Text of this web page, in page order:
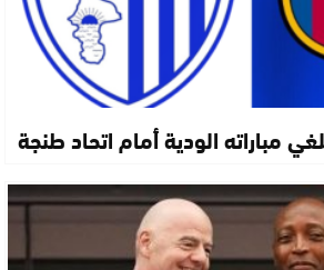
مباراته الودية أمام اتحاد طنجة